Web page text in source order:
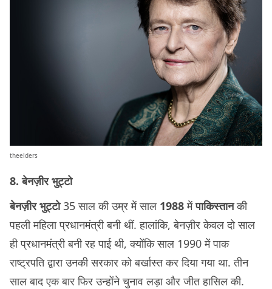
theelders
8. बेनज़ीर भुट्टो
बेनज़ीर भुट्टो35 साल की उम्र में साल 1988मेंपाकिस्तानकी
पहली महिला प्रधानमंत्री बनी थीं. हालांकि, बेनज़ीर केवल दो साल
ही प्रधानमंत्री बनी रह पाई थी, क्योंकि साल 1990 में पाक
राष्ट्रपति द्वारा उनकी सरकार को बर्खास्त कर दिया गया था. तीन
साल बाद एक बार फिर उन्होंने चुनाव लड़ा और जीत हासिल की.